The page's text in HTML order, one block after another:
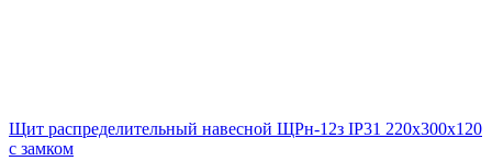
Щит распределительный навесной ЩРн-12з IP31 220х300х120
с замком